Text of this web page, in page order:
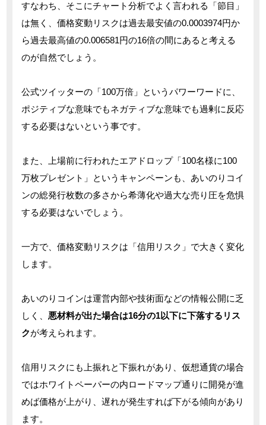
すなわち、そこにチャート分析でよく言われる「節目」
は無く、価格変動リスクは過去最安値の0.0003974円か
ら過去最高値の0.006581円の16倍の間にあると考える
のが自然でしょう。
公式ツイッターの「100万倍」というパワーワードに、
ポジティブな意味でもネガティブな意味でも過剰に反応
する必要はないという事です。
また、上場前に行われたエアドロップ「100名様に100
万枚プレゼント」というキャンペーンも、あいのりコイ
ンの総発行枚数の多さから希薄化や過大な売り圧を危惧
する必要はないでしょう。
一方で、価格変動リスクは「信用リスク」で大きく変化
します。
あいのりコインは運営内部や技術面などの情報公開に乏
しく、 悪材料が出た場合は16分の1以下に下落するリス
クが考えられます。
信用リスクにも上振れと下振れがあり、仮想通貨の場合
ではホワイトペーパーの内ロードマップ通りに開発が進
めば価格が上がり、遅れが発生すれば下がる傾向があり
ます。